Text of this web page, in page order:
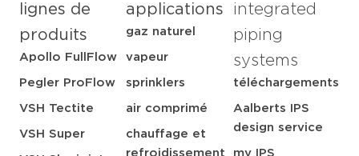
lignes de
produits
Apollo FullFlow
Pegler ProFlow
VSH Tectite
VSH Super
applications
gaz naturel
vapeur
sprinklers
air comprimé
chauffage et
refroidissement
integrated
piping
systems
téléchargements
Aalberts IPS
design service
my IPS